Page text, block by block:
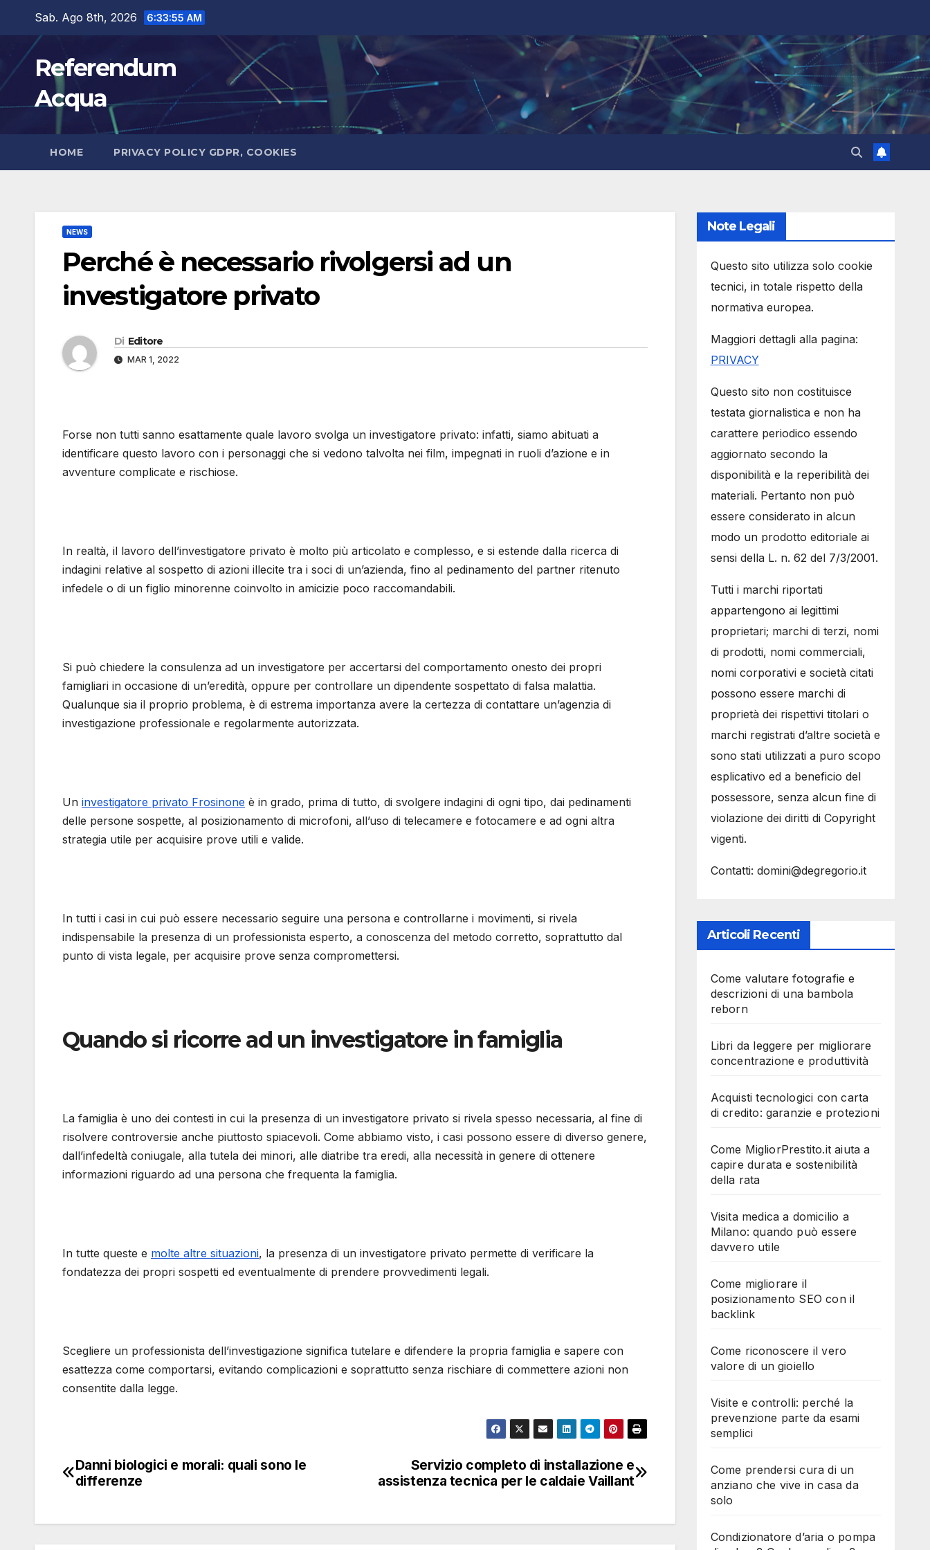
contenuto
Sab. Ago 8th, 2026 6:33:56 AM
Referendum
Acqua
HOME PRIVACY POLICY GDPR, COOKIES
NEWS
Perché è necessario rivolgersi ad un
investigatore privato
Di Editore
MAR 1, 2022
Forse non tutti sanno esattamente quale lavoro svolga un investigatore privato: infatti, siamo abituati a
identificare questo lavoro con i personaggi che si vedono talvolta nei film, impegnati in ruoli d’azione e in
avventure complicate e rischiose.
In realtà, il lavoro dell’investigatore privato è molto più articolato e complesso, e si estende dalla ricerca di
indagini relative al sospetto di azioni illecite tra i soci di un’azienda, fino al pedinamento del partner ritenuto
infedele o di un figlio minorenne coinvolto in amicizie poco raccomandabili.
Si può chiedere la consulenza ad un investigatore per accertarsi del comportamento onesto dei propri
famigliari in occasione di un’eredità, oppure per controllare un dipendente sospettato di falsa malattia.
Qualunque sia il proprio problema, è di estrema importanza avere la certezza di contattare un’agenzia di
investigazione professionale e regolarmente autorizzata.
Un investigatore privato Frosinone è in grado, prima di tutto, di svolgere indagini di ogni tipo, dai pedinamenti
delle persone sospette, al posizionamento di microfoni, all’uso di telecamere e fotocamere e ad ogni altra
strategia utile per acquisire prove utili e valide.
In tutti i casi in cui può essere necessario seguire una persona e controllarne i movimenti, si rivela
indispensabile la presenza di un professionista esperto, a conoscenza del metodo corretto, soprattutto dal
punto di vista legale, per acquisire prove senza compromettersi.
Quando si ricorre ad un investigatore in famiglia
La famiglia è uno dei contesti in cui la presenza di un investigatore privato si rivela spesso necessaria, al fine di
risolvere controversie anche piuttosto spiacevoli. Come abbiamo visto, i casi possono essere di diverso genere,
dall’infedeltà coniugale, alla tutela dei minori, alle diatribe tra eredi, alla necessità in genere di ottenere
informazioni riguardo ad una persona che frequenta la famiglia.
In tutte queste e molte altre situazioni, la presenza di un investigatore privato permette di verificare la
fondatezza dei propri sospetti ed eventualmente di prendere provvedimenti legali.
Scegliere un professionista dell’investigazione significa tutelare e difendere la propria famiglia e sapere con
esattezza come comportarsi, evitando complicazioni e soprattutto senza rischiare di commettere azioni non
consentite dalla legge.
Navigazione
Servizio completo di installazione e
assistenza tecnica per le caldaie Vaillant
Danni biologici e morali: quali sono le
differenze
Note Legali
Questo sito utilizza solo cookie
tecnici, in totale rispetto della
normativa europea.
Maggiori dettagli alla pagina:
PRIVACY
Questo sito non costituisce
testata giornalistica e non ha
carattere periodico essendo
aggiornato secondo la
disponibilità e la reperibilità dei
materiali. Pertanto non può
essere considerato in alcun
modo un prodotto editoriale ai
sensi della L. n. 62 del 7/3/2001.
Tutti i marchi riportati
appartengono ai legittimi
proprietari; marchi di terzi, nomi
di prodotti, nomi commerciali,
nomi corporativi e società citati
possono essere marchi di
proprietà dei rispettivi titolari o
marchi registrati d’altre società e
sono stati utilizzati a puro scopo
esplicativo ed a beneficio del
possessore, senza alcun fine di
violazione dei diritti di Copyright
vigenti.
Contatti: domini@degregorio.it
Articoli Recenti
Come valutare fotografie e
descrizioni di una bambola
reborn
Libri da leggere per migliorare
concentrazione e produttività
Acquisti tecnologici con carta
di credito: garanzie e protezioni
Come MigliorPrestito.it aiuta a
capire durata e sostenibilità
della rata
Visita medica a domicilio a
Milano: quando può essere
davvero utile
Come migliorare il
posizionamento SEO con il
backlink
Come riconoscere il vero
valore di un gioiello
Visite e controlli: perché la
prevenzione parte da esami
semplici
Come prendersi cura di un
anziano che vive in casa da
solo
Condizionatore d’aria o pompa